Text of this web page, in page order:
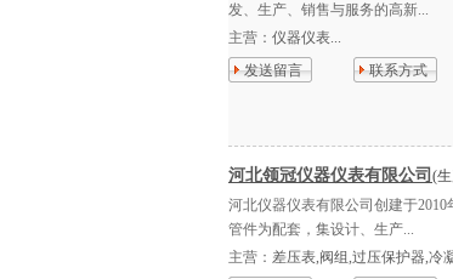
发、生产、销售与服务的高新...
主营： 仪器仪表...
发送留言
联系方式
河北领冠仪器仪表有限公司 (
河北仪器仪表有限公司创建于
管件为配套，集设计、生产...
主营： 差压表,阀组,过压保护器,冷